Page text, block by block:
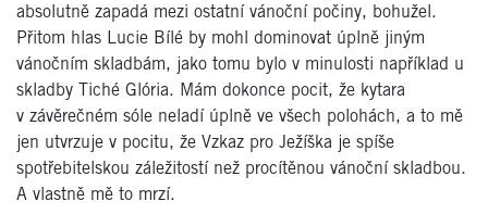
absolutně zapadá mezi ostatní vánoční počiny, bohužel.
Přitom hlas Lucie Bílé by mohl dominovat úplně jiným
vánočním skladbám, jako tomu bylo v minulosti například u
skladby Tiché Glória. Mám dokonce pocit, že kytara
v závěrečném sóle neladí úplně ve všech polohách, a to mě
jen utvrzuje v pocitu, že Vzkaz pro Ježíška je spíše
spotřebitelskou záležitostí než procítěnou vánoční skladbou.
A vlastně mě to mrzí.